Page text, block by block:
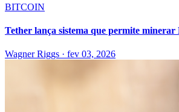
BITCOIN
Tether lança sistema que permite minerar
Wagner Riggs · fev 03, 2026